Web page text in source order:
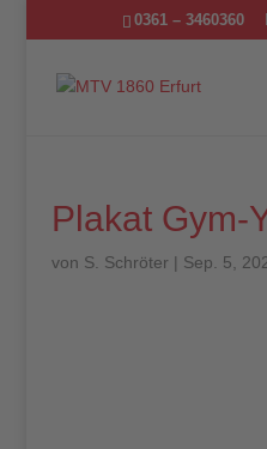
0361 – 3460360
Plakat Gym-
von S. Schröter | Sep. 5,